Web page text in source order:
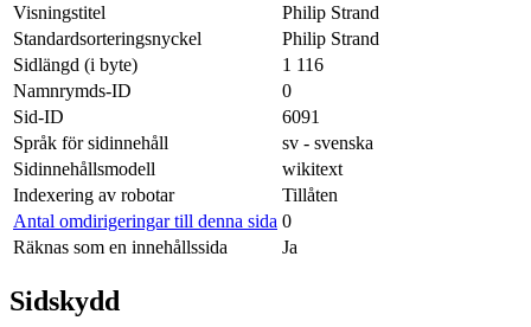
Visningstitel
Philip Strand
Standardsorteringsnyckel
Philip Strand
Sidlängd (i byte)
1 116
Namnrymds-ID
0
Sid-ID
6091
Språk för sidinnehåll
sv - svenska
Sidinnehållsmodell
wikitext
Indexering av robotar
Tillåten
Antal omdirigeringar till denna sida 0
Räknas som en innehållssida
Ja
Sidskydd